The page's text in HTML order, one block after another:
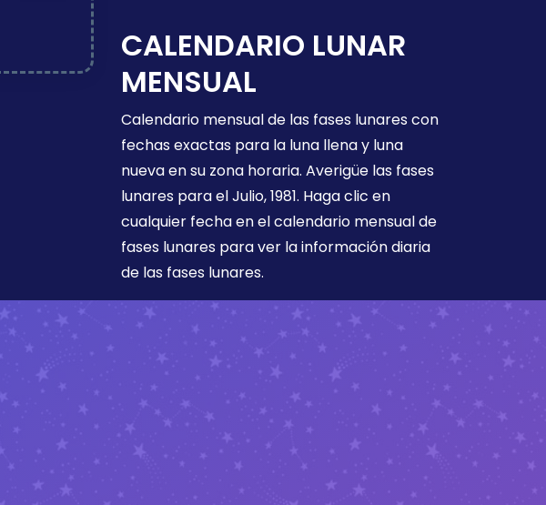
CALENDARIO LUNAR
MENSUAL
Calendario mensual de las fases lunares con
fechas exactas para la luna llena y luna
nueva en su zona horaria. Averigüe las fases
lunares para el Julio, 1981. Haga clic en
cualquier fecha en el calendario mensual de
fases lunares para ver la información diaria
de las fases lunares.